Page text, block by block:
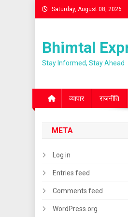
Skip
to
Saturday, August 08, 2026
Bhimtal
Stay Informed, Stay Ahead
व्यापार राजनीति
META
Log in
Entries feed
Comments feed
WordPress.org